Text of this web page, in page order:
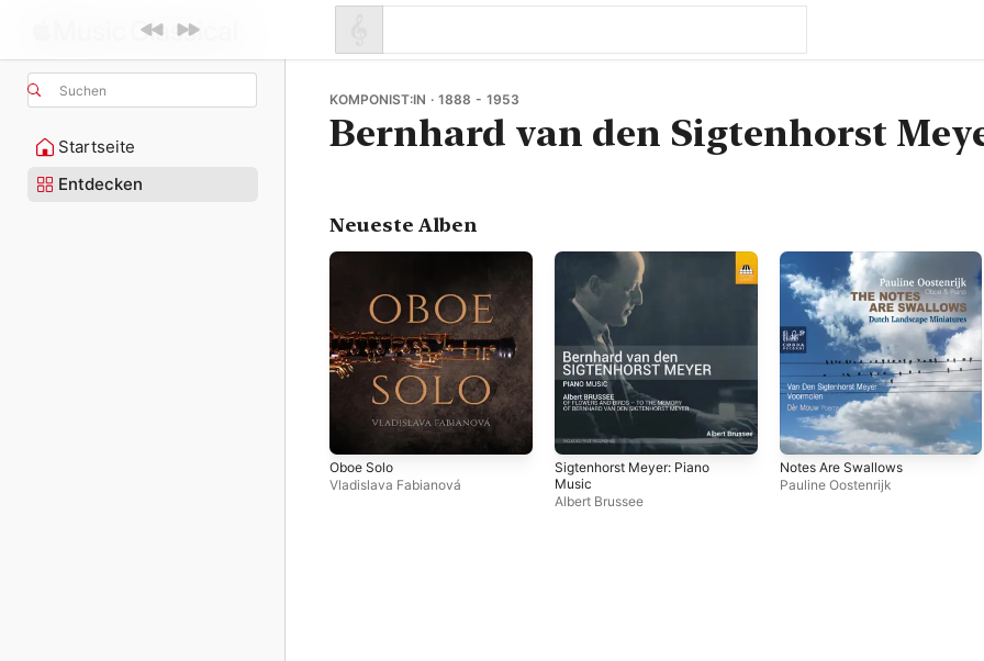
Suchen
Startseite
Entdecken
KOMPONIST:IN · 1888 - 1953
Bernhard van den Sigtenhorst
Neueste Alben
Oboe Solo
Vladislava Fabianová
Sigtenhorst Meyer: Piano
Music
Albert Brussee
Notes Are Swallows
Pauline Oostenrijk